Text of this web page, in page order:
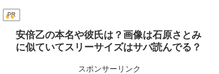
PR
安倍乙の本名や彼氏は？画像は石原さとみ
に似ていてスリーサイズはサバ読んでる？
スポンサーリンク